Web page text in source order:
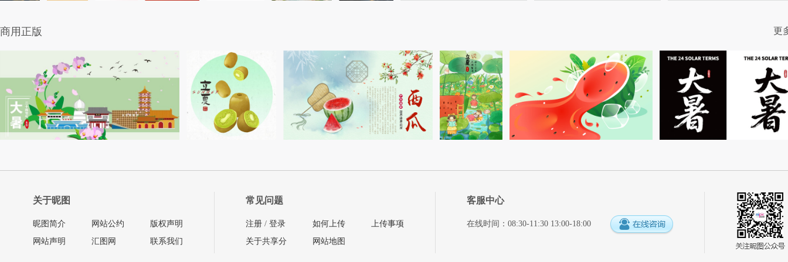
商用正版 更
关于昵图
昵图简介
网站声明
网站公约
汇图网
版权声明
联系我们
常见问题
注册 / 登录
关于共享分
如何上传
网站地图
上传事项
客服中心
在线时间：08:30-11:30 13:00-18:00